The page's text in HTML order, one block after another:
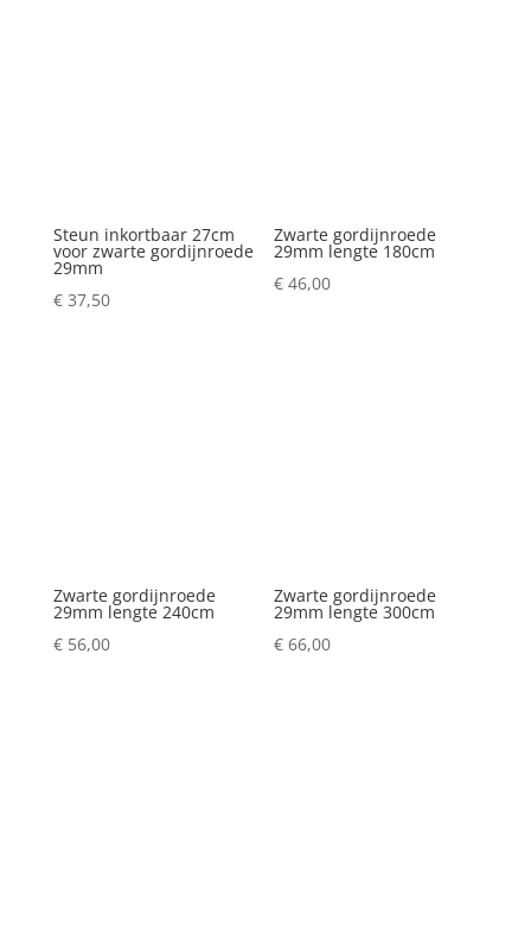
Steun inkortbaar 27cm
voor zwarte gordijnroede
29mm
€37,50
Zwarte gordijnroede
29mm lengte 180cm
€ 46,00
Zwarte gordijnroede
29mm lengte 240cm
€56,00
Zwarte gordijnroede
29mm lengte 300cm
€ 66,00